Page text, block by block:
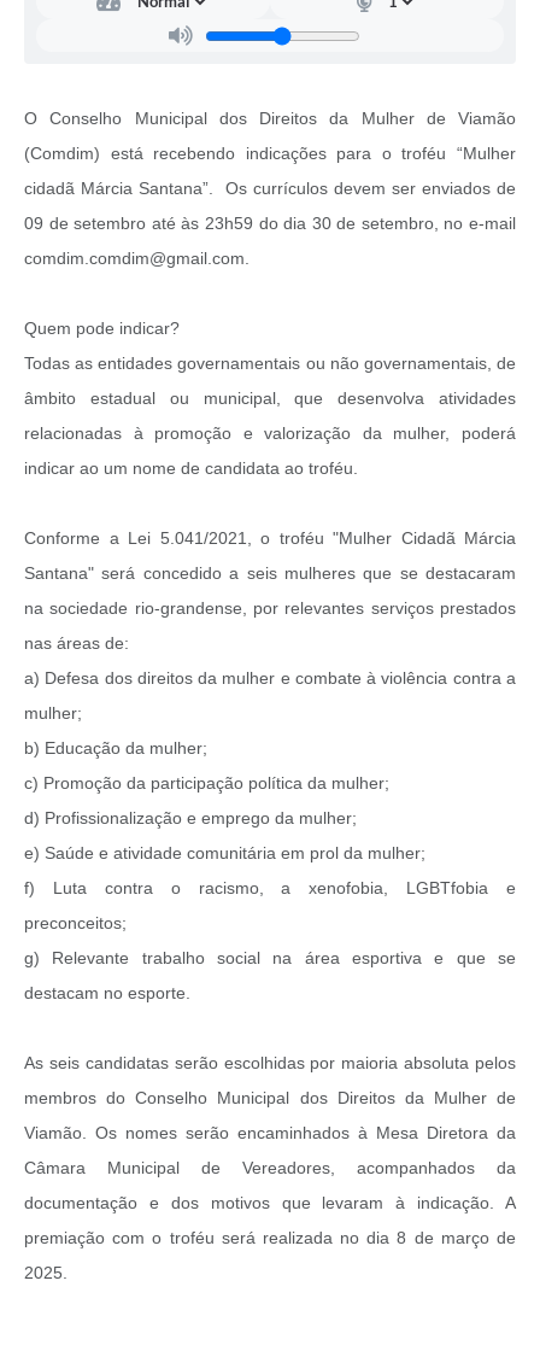
O Conselho Municipal dos Direitos da Mulher de Viamão
(Comdim) está recebendo indicações para o troféu “Mulher
cidadã Márcia Santana”. Os currículos devem ser enviados de
09 de setembro até às 23h59 do dia 30 de setembro, no e-mail
comdim.comdim@gmail.com.
Quem pode indicar?
Todas as entidades governamentais ou não governamentais, de
âmbito estadual ou municipal, que desenvolva atividades
relacionadas à promoção e valorização da mulher, poderá
indicar ao um nome de candidata ao troféu.
Conforme a Lei 5.041/2021, o troféu "Mulher Cidadã Márcia
Santana" será concedido a seis mulheres que se destacaram
na sociedade rio-grandense, por relevantes serviços prestados
nas áreas de:
a) Defesa dos direitos da mulher e combate à violência contra a
mulher;
b) Educação da mulher;
c) Promoção da participação política da mulher;
d) Profissionalização e emprego da mulher;
e) Saúde e atividade comunitária em prol da mulher;
f) Luta contra o racismo, a xenofobia, LGBTfobia e
preconceitos;
g) Relevante trabalho social na área esportiva e que se
destacam no esporte.
As seis candidatas serão escolhidas por maioria absoluta pelos
membros do Conselho Municipal dos Direitos da Mulher de
Viamão. Os nomes serão encaminhados à Mesa Diretora da
Câmara Municipal de Vereadores, acompanhados da
documentação e dos motivos que levaram à indicação. A
premiação com o troféu será realizada no dia 8 de março de
2025.